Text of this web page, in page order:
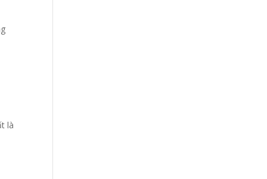
là